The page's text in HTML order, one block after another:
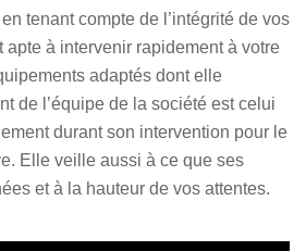
tenant compte de l’intégrité de vos
apte à intervenir rapidement à votre
adaptés dont elle
de l’équipe de la société est celui
durant son intervention pour le
Elle veille aussi à ce que ses
et à la hauteur de vos attentes.